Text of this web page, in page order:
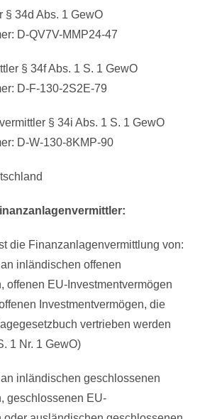
§ 34d Abs. 1 GewO
D-QV7V-MMP24-47
§ 34f Abs. 1 S. 1 GewO
D-F-130-2S2E-79
§ 34i Abs. 1 S. 1 GewO
D-W-130-8KMP-90
die Finanzanlagenvermittlung von:
inländischen offenen
offenen EU-Investmentvermögen
Investmentvermögen, die
vertrieben werden
1 Nr. 1 GewO)
inländischen geschlossenen
geschlossenen EU-